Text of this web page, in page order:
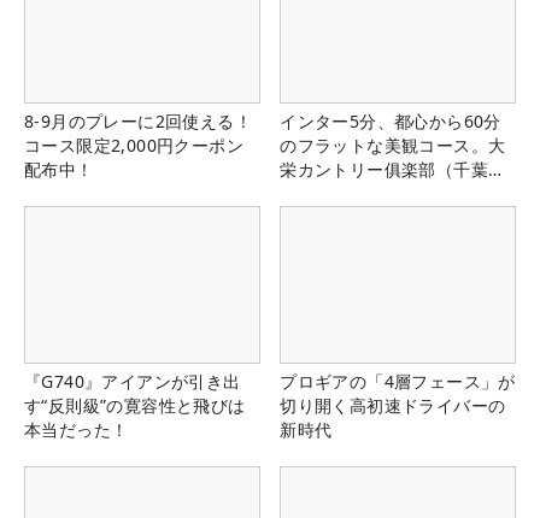
8-9月のプレーに2回使える！
コース限定2,000円クーポン
配布中！
インター5分、都心から60分
のフラットな美観コース。大
栄カントリー俱楽部（千葉
『G740』アイアンが引き出
す“反則級”の寛容性と飛びは
本当だった！
プロギアの「4層フェース」が
切り開く高初速ドライバーの
新時代